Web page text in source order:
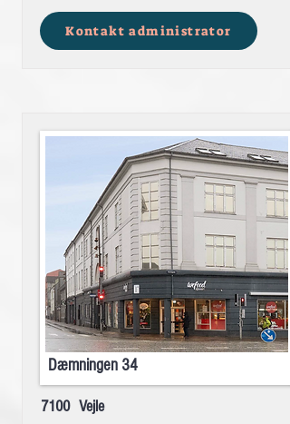
Kontakt administrator
Dæmningen 34
7100 Vejle